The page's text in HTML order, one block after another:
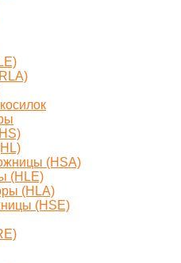
(HSA)
(HLE)
(HLA)
(HSE)